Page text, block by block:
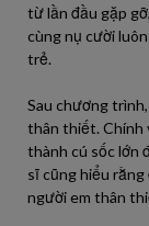
từ lần đầu gặp
cùng nụ cười
trẻ.
Sau chương
thân thiết. Chính
thành cú sốc lớn
sĩ cũng hiểu
người em thân